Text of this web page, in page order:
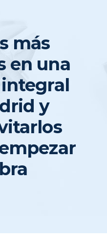
más
en una
y